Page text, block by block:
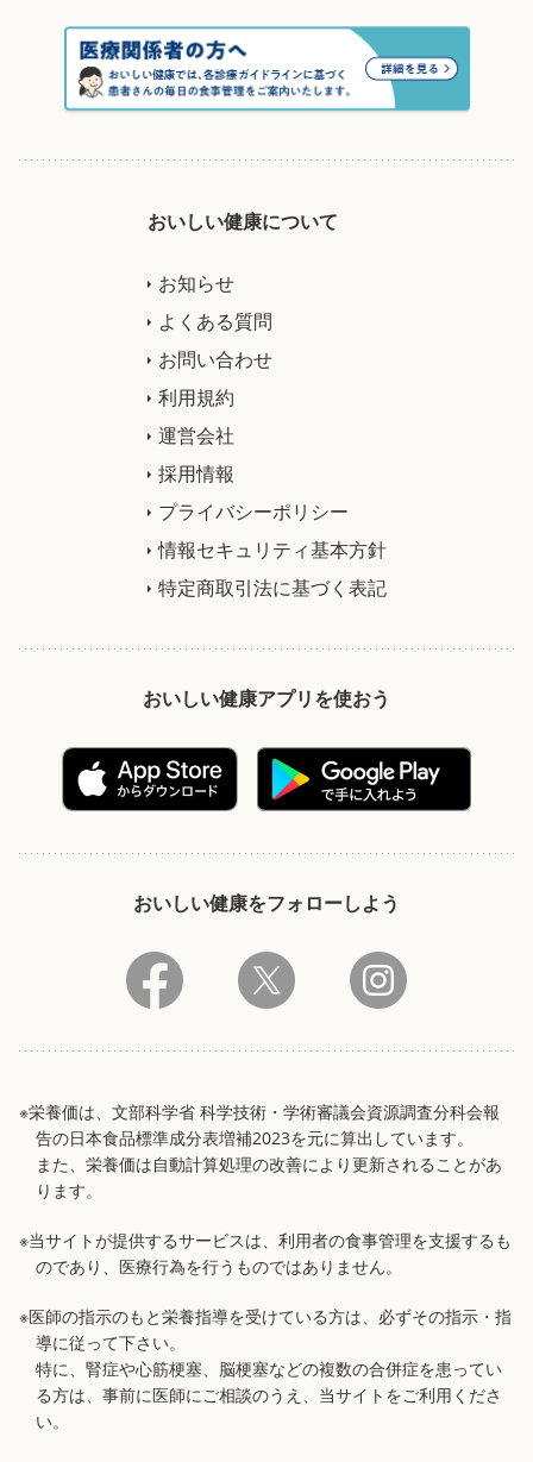
おいしい健康について
お知らせ
よくある質問
お問い合わせ
利用規約
運営会社
採用情報
プライバシーポリシー
情報セキュリティ基本方針
特定商取引法に基づく表記
おいしい健康アプリを使おう
おいしい健康をフォローしよう
※栄養価は、文部科学省 科学技術・学術審議会資源調査分科会報
告の日本食品標準成分表増補2023を元に算出しています。
また、栄養価は自動計算処理の改善により更新されることがあ
ります。
※当サイトが提供するサービスは、利用者の食事管理を支援するも
のであり、医療行為を行うものではありません。
※医師の指示のもと栄養指導を受けている方は、必ずその指示・指
導に従って下さい。
特に、腎症や心筋梗塞、脳梗塞などの複数の合併症を患ってい
る方は、事前に医師にご相談のうえ、当サイトをご利用くださ
い。